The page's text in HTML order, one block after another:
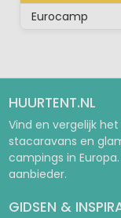
Eurocamp
HUURTENT.NL
Vind en vergelijk
stacaravans en
campings in
aanbieder.
GIDSEN &